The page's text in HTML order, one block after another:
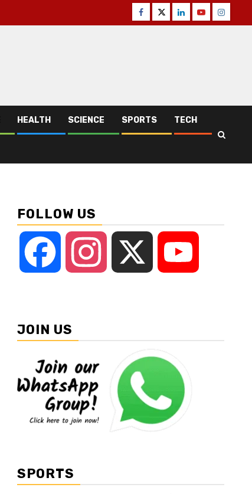
Facebook
TwitterLinkedinYoutube
HEALTH SCIENCE SPORTS TECH
FOLLOW US
Facebook Instagram
JOIN US
SPORTS